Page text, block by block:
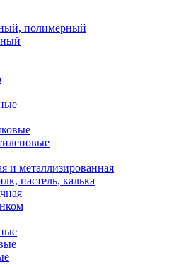
полимерный
и металлизированная
пастель, калька